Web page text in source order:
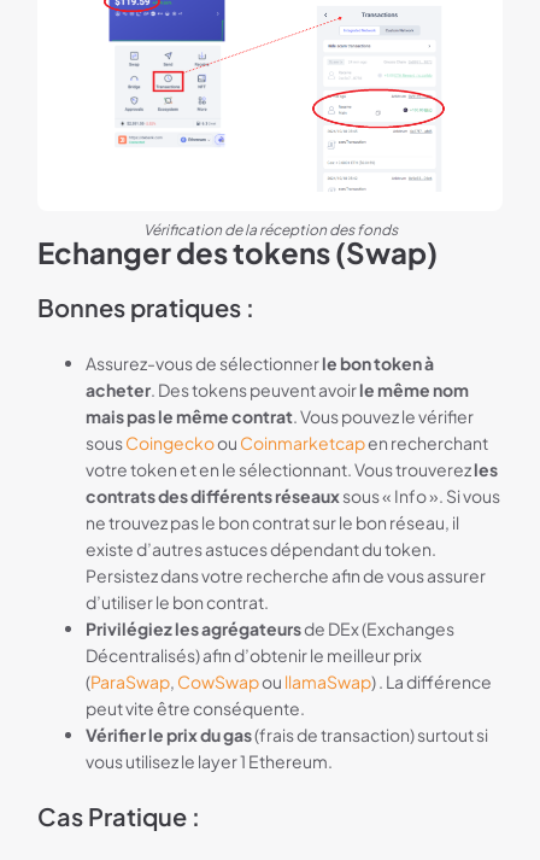
Vérification de la réception des fonds
Echanger des tokens (Swap)
Bonnes pratiques :
Assurez-vous de sélectionnerle bon token à
acheter. Des tokens peuvent avoirle même nom
mais pas le même contrat. Vous pouvez le vérifier
sousCoingeckoou Coinmarketcapen recherchant
votre token et en le sélectionnant. Vous trouverezles
contrats des différents réseauxsous « Info ». Si vous
ne trouvez pas le bon contrat sur le bon réseau, il
existe d’autres astuces dépendant du token.
Persistez dans votre recherche afin de vous assurer
d’utiliser le bon contrat.
Privilégiez les agrégateursde DEx (Exchanges
Décentralisés) afin d’obtenir le meilleur prix
(ParaSwap, CowSwapou llamaSwap) . La différence
peut vite être conséquente.
Vérifier le prix du gas(frais de transaction) surtout si
vous utilisez le layer 1 Ethereum.
Cas Pratique :